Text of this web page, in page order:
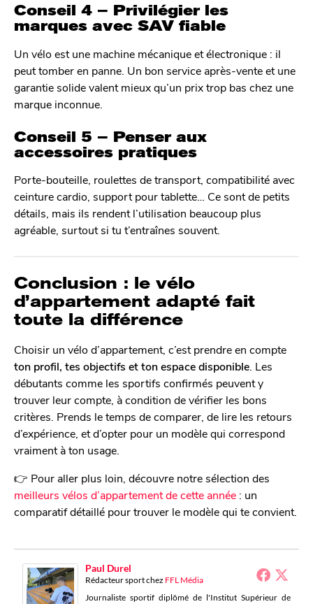
Conseil 4 – Privilégier les
marques avec SAV fiable
Un vélo est une machine mécanique et électronique : il
peut tomber en panne. Un bon service après-vente et une
garantie solide valent mieux qu’un prix trop bas chez une
marque inconnue.
Conseil 5 – Penser aux
accessoires pratiques
Porte-bouteille, roulettes de transport, compatibilité avec
ceinture cardio, support pour tablette… Ce sont de petits
détails, mais ils rendent l’utilisation beaucoup plus
agréable, surtout si tu t’entraînes souvent.
Conclusion : le vélo
d’appartement adapté fait
toute la différence
Choisir un vélo d’appartement, c’est prendre en compte
ton profil, tes objectifs et ton espace disponible . Les
débutants comme les sportifs confirmés peuvent y
trouver leur compte, à condition de vérifier les bons
critères. Prends le temps de comparer, de lire les retours
d’expérience, et d’opter pour un modèle qui correspond
vraiment à ton usage.
👉 Pour aller plus loin, découvre notre sélection des
meilleurs vélos d’appartement de cette année : un
comparatif détaillé pour trouver le modèle qui te convient.
Paul Durel
Rédacteur sportchez FFL Média
Journaliste sportif diplômé de l'Institut Supérieur de